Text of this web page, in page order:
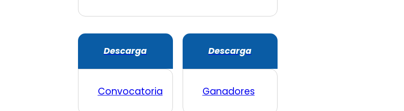
Descarga
Convocatoria
Descarga
Ganadores